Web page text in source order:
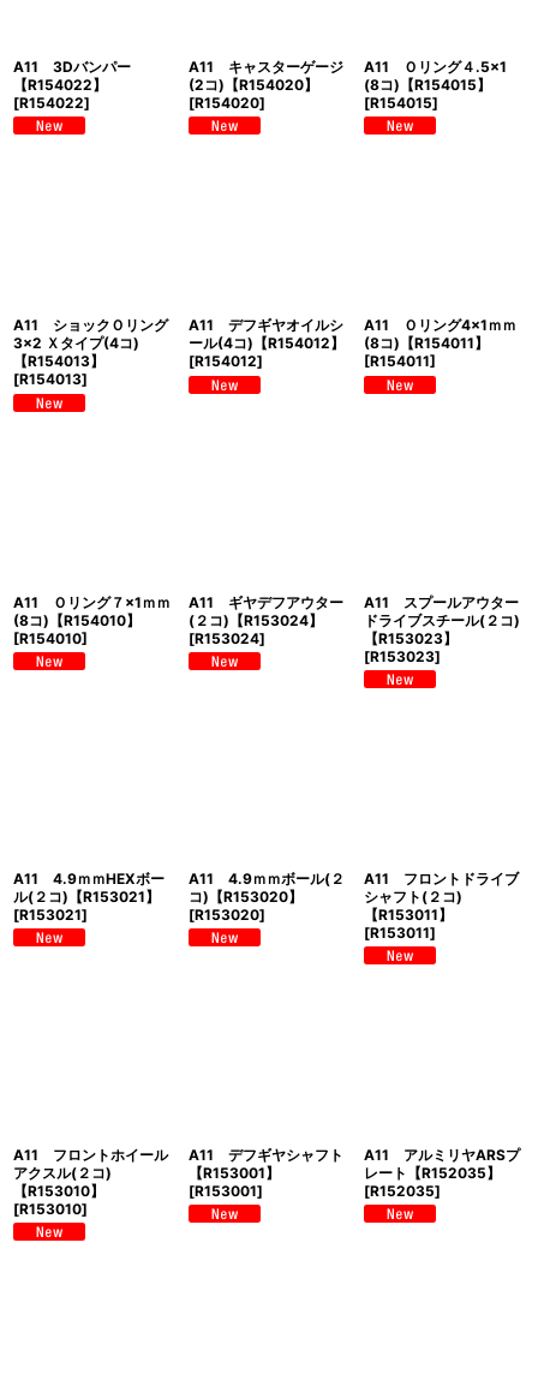
A11 3Dバンパー
【R154022】
[R154022]
A11 キャスターゲージ
(2コ)【R154020】
[R154020]
A11 Ｏリング４.5×1
(8コ)【R154015】
[R154015]
A11 ショックＯリング
3×2 Ｘタイプ(4コ)
【R154013】
[R154013]
A11 デフギヤオイルシ
ール(4コ)【R154012】
[R154012]
A11 Ｏリング4×1ｍｍ
(8コ)【R154011】
[R154011]
A11 Ｏリング７×1ｍｍ
(8コ)【R154010】
[R154010]
A11 ギヤデフアウター
(２コ)【R153024】
[R153024]
A11 スプールアウター
ドライブスチール(２コ)
【R153023】
[R153023]
A11 4.9ｍｍHEXボー
ル(２コ)【R153021】
[R153021]
A11 4.9ｍｍボール(２
コ)【R153020】
[R153020]
A11 フロントドライブ
シャフト(２コ)
【R153011】
[R153011]
A11 フロントホイール
アクスル(２コ)
【R153010】
[R153010]
A11 デフギヤシャフト
【R153001】
[R153001]
A11 アルミリヤARSプ
レート【R152035】
[R152035]